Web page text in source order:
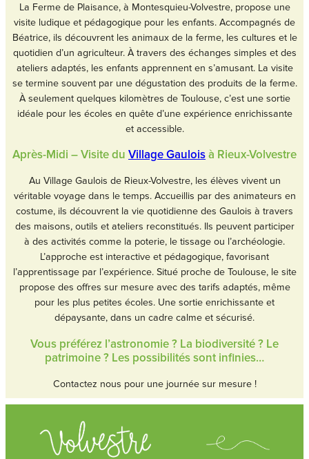
La Ferme de Plaisance, à Montesquieu-Volvestre, propose une
visite ludique et pédagogique pour les enfants. Accompagnés de
Béatrice, ils découvrent les animaux de la ferme, les cultures et le
quotidien d’un agriculteur. À travers des échanges simples et des
ateliers adaptés, les enfants apprennent en s’amusant. La visite
se termine souvent par une dégustation des produits de la ferme.
À seulement quelques kilomètres de Toulouse, c’est une sortie
idéale pour les écoles en quête d’une expérience enrichissante
et accessible.
Après-Midi – Visite du Village Gaulois à Rieux-Volvestre
Au Village Gaulois de Rieux-Volvestre, les élèves vivent un
véritable voyage dans le temps. Accueillis par des animateurs en
costume, ils découvrent la vie quotidienne des Gaulois à travers
des maisons, outils et ateliers reconstitués. Ils peuvent participer
à des activités comme la poterie, le tissage ou l’archéologie.
L’approche est interactive et pédagogique, favorisant
l’apprentissage par l’expérience. Situé proche de Toulouse, le site
propose des offres sur mesure avec des tarifs adaptés, même
pour les plus petites écoles. Une sortie enrichissante et
dépaysante, dans un cadre calme et sécurisé.
Vous préférez l’astronomie ? La biodiversité ? Le
patrimoine ? Les possibilités sont infinies…
Contactez nous pour une journée sur mesure !